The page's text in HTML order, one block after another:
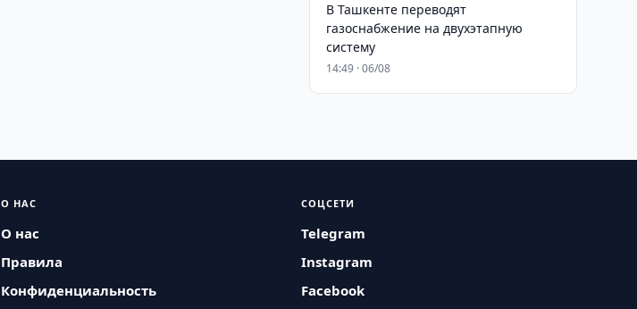
В Ташкенте переводят
газоснабжение на двухэтапную
систему
14:49 · 06/08
О НАС
О нас
Правила
Конфиденциальность
СОЦСЕТИ
Telegram
Instagram
Facebook